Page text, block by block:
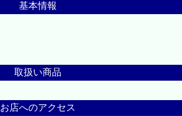
基本情報
取扱い商品
お店へのアクセス